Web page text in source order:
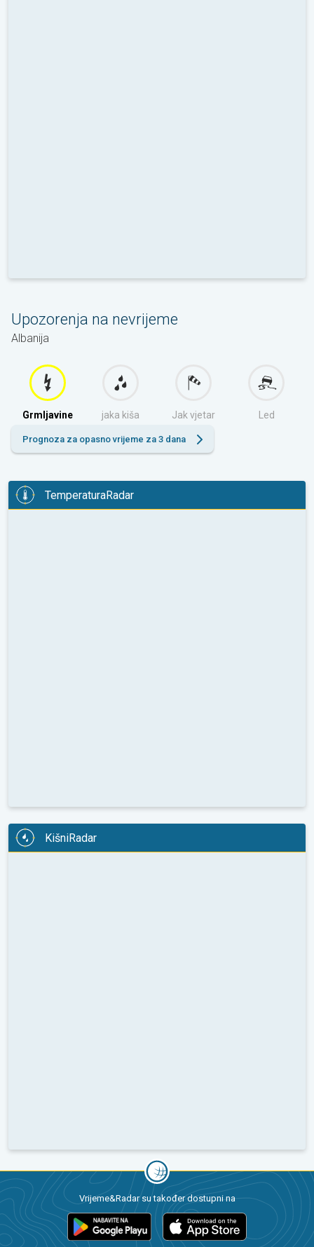
Upozorenja na nevrijeme
Albanija
Grmljavine jaka kiša Jak vjetar Led
Prognoza za opasno vrijeme za 3 dana
TemperaturaRadar
KišniRadar
Vrijeme&Radar su također dostupni na